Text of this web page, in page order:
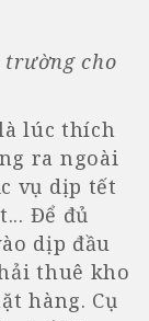
trường cho
lúc thích
ra ngoài
vụ dịp tết
Để đủ
dịp đầu
thuê kho
hàng. Cụ